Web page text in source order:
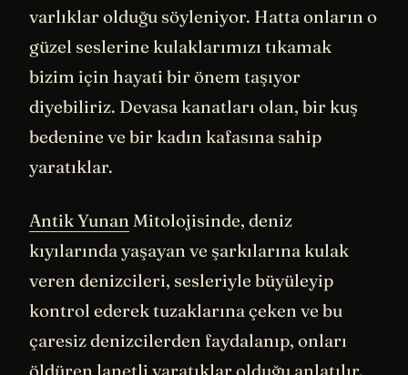
varlıklar olduğu söyleniyor. Hatta onların o
güzel seslerine kulaklarımızı tıkamak
bizim için hayati bir önem taşıyor
diyebiliriz. Devasa kanatları olan, bir kuş
bedenine ve bir kadın kafasına sahip
yaratıklar.
Antik Yunan Mitolojisinde, deniz
kıyılarında yaşayan ve şarkılarına kulak
veren denizcileri, sesleriyle büyüleyip
kontrol ederek tuzaklarına çeken ve bu
çaresiz denizcilerden faydalanıp, onları
öldüren lanetli yaratıklar olduğu anlatılır.